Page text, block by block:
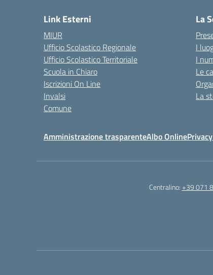
Link Esterni
MIUR
Ufficio Scolastico Regionale
Ufficio Scolastico Territoriale
Scuola in Chiaro
Iscrizioni On Line
Invalsi
Comune
La
I
I
Le
La
Amministrazione trasparenteAlbo Online
Centralino:+39 071